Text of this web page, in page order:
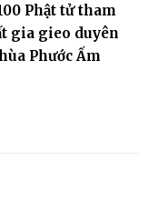
Phật tử tham
gia gieo duyên
Phước Ấm